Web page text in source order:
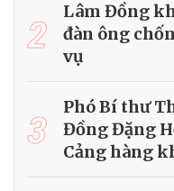
2
Lâm Đồng
đàn ông
vụ
3
Phó Bí thư
Đồng Đặng
Cảng hàng